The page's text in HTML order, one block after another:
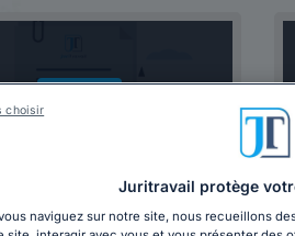
Dossier
Juritravail protège
naviguez sur notre site, nous recueillons
choisir